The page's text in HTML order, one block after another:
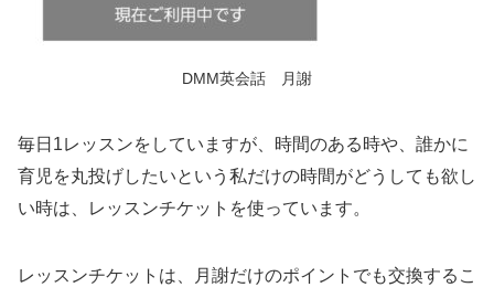
DMM英会話 月謝
毎日1レッスンをしていますが、時間のある時や、誰かに
育児を丸投げしたいという私だけの時間がどうしても欲し
い時は、レッスンチケットを使っています。
レッスンチケットは、月謝だけのポイントでも交換するこ